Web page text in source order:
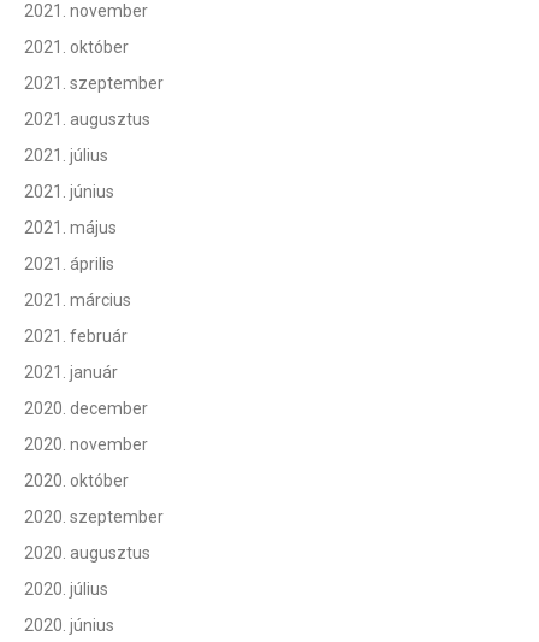
2021. november
2021. október
2021. szeptember
2021. augusztus
2021. július
2021. június
2021. május
2021. április
2021. március
2021. február
2021. január
2020. december
2020. november
2020. október
2020. szeptember
2020. augusztus
2020. július
2020. június